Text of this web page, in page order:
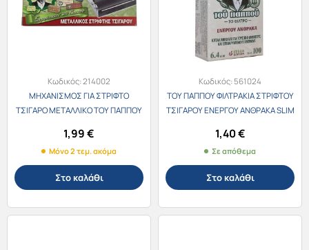
Κωδικός:214002
ΜΗΧΑΝΙΣΜΟΣ ΓΙΑ ΣΤΡΙΦΤΟ
ΤΣΙΓΑΡΟ ΜΕΤΑΛΛΙΚΟ ΤΟΥ ΠΑΠΠΟΥ
1,99€
Μόνο 2 τεμ. ακόμα
Στο καλάθι
Κωδικός:561024
ΤΟΥ ΠΑΠΠΟΥ ΦΙΛΤΡΑΚΙΑ ΣΤΡΙΦΤΟΥ
ΤΣΙΓΑΡΟΥ ΕΝΕΡΓΟΥ ΑΝΘΡΑΚΑ SLIM
1,40€
Σε απόθεμα
Στο καλάθι